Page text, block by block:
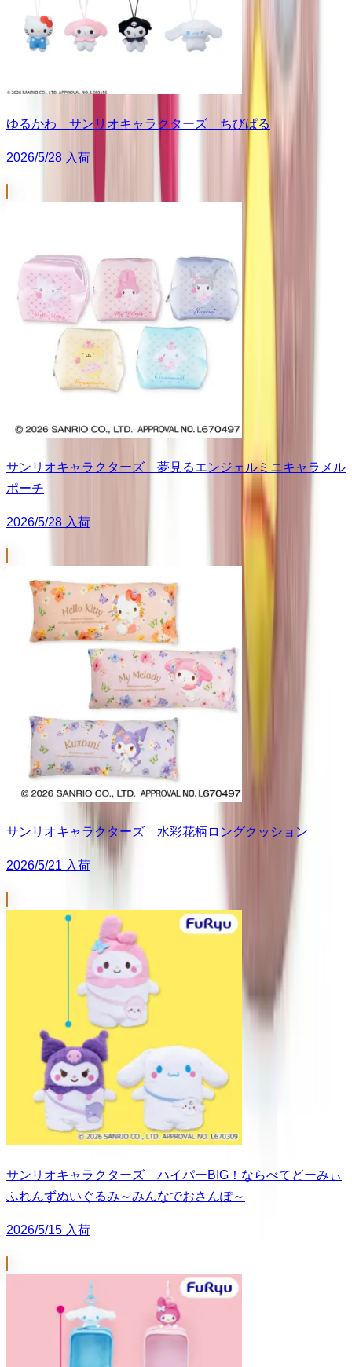
ゆるかわ サンリオキャラクターズ ちびぱる
2026/5/28 入荷
サンリオキャラクターズ 夢見るエンジェルミニキャラメル
ポーチ
2026/5/28 入荷
サンリオキャラクターズ 水彩花柄ロングクッション
2026/5/21 入荷
サンリオキャラクターズ ハイパーBIG！ならべてどーみぃ
ふれんずぬいぐるみ～みんなでおさんぽ～
2026/5/15 入荷